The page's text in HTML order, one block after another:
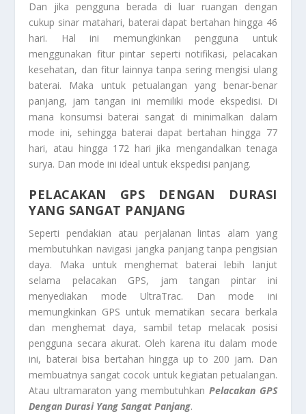
Dan jika pengguna berada di luar ruangan dengan
cukup sinar matahari, baterai dapat bertahan hingga 46
hari. Hal ini memungkinkan pengguna untuk
menggunakan fitur pintar seperti notifikasi, pelacakan
kesehatan, dan fitur lainnya tanpa sering mengisi ulang
baterai. Maka untuk petualangan yang benar-benar
panjang, jam tangan ini memiliki mode ekspedisi. Di
mana konsumsi baterai sangat di minimalkan dalam
mode ini, sehingga baterai dapat bertahan hingga 77
hari, atau hingga 172 hari jika mengandalkan tenaga
surya. Dan mode ini ideal untuk ekspedisi panjang.
PELACAKAN GPS DENGAN DURASI
YANG SANGAT PANJANG
Seperti pendakian atau perjalanan lintas alam yang
membutuhkan navigasi jangka panjang tanpa pengisian
daya. Maka untuk menghemat baterai lebih lanjut
selama pelacakan GPS, jam tangan pintar ini
menyediakan mode UltraTrac. Dan mode ini
memungkinkan GPS untuk mematikan secara berkala
dan menghemat daya, sambil tetap melacak posisi
pengguna secara akurat. Oleh karena itu dalam mode
ini, baterai bisa bertahan hingga up to 200 jam. Dan
membuatnya sangat cocok untuk kegiatan petualangan.
Atau ultramaraton yang membutuhkan Pelacakan GPS
Dengan Durasi Yang Sangat Panjang.